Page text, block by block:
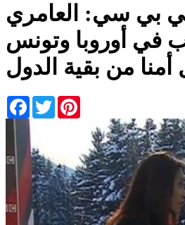
بي سي: العامري
في أوروبا وتونس
من بقية الدول
Facebook
Twitter